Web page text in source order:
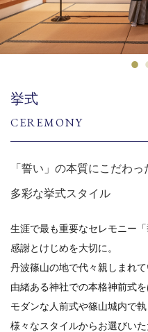
挙式
CEREMONY
「誓い」の本質にこだわっ
多彩な挙式スタイル
生涯で最も重要なセレモニー
感謝とけじめを大切に。
丹波篠山の地で代々親しまれて
由緒ある神社での本格神前式を
モダンな人前式や篠山城内で
様々なスタイルからお選びいた